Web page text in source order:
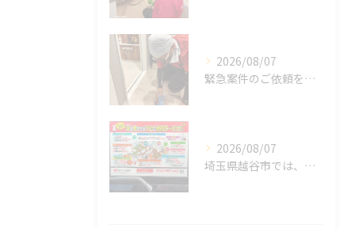
2026/08/07
緊急案件のご依頼をいただきました。
2026/08/07
埼玉県越谷市では、働きながら子育てをする家庭が増える中、ハウ...